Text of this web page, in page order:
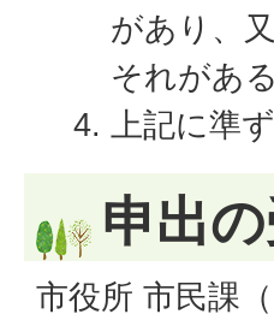
があり、
それがある
上記に準
申出
市役所 市民課